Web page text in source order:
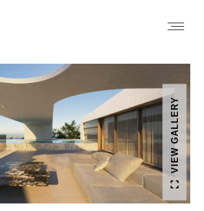
VIEW GALLERY